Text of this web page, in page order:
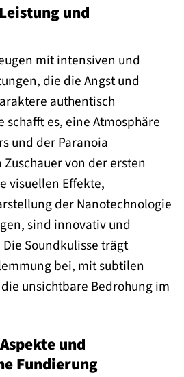
und
mit intensiven und
die die Angst und
authentisch
es, eine Atmosphäre
und der Paranoia
von der ersten
visuellen Effekte,
der Nanotechnologie
sind innovativ und
Soundkulisse trägt
bei, mit subtilen
unsichtbare Bedrohung im
und
Fundierung